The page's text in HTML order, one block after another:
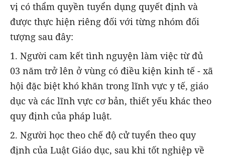
vị có thẩm quyền tuyển dụng quyết định và
được thực hiện riêng đối với từng nhóm đối
tượng sau đây:
1. Người cam kết tình nguyện làm việc từ đủ
03 năm trở lên ở vùng có điều kiện kinh tế - xã
hội đặc biệt khó khăn trong lĩnh vực y tế, giáo
dục và các lĩnh vực cơ bản, thiết yếu khác theo
quy định của pháp luật.
2. Người học theo chế độ cử tuyển theo quy
định của Luật Giáo dục, sau khi tốt nghiệp về